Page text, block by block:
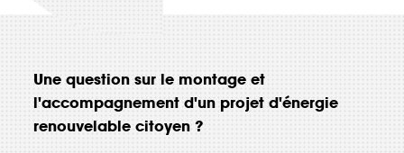
Vous souhaitez placer votre épargne au
DÉCOUVRIR
Une question sur le montage et
l'accompagnement d'un projet d'énergie
renouvelable citoyen ?